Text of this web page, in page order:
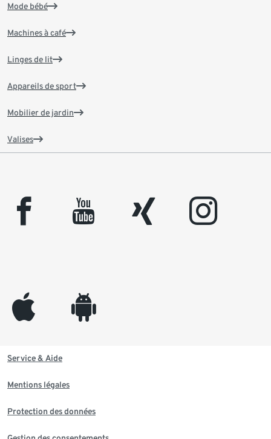
Mode bébé
Machines à café
Linges de lit
Appareils de sport
Mobilier de jardin
Valises
facebook youtube xing instagram
appleinc android
Service & Aide
Mentions légales
Protection des données